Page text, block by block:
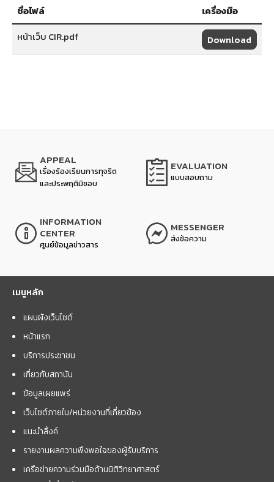
ชื่อไฟล์
เครื่องมือ
หน้าเว็บ CIR.pdf
Download
APPEAL
เรื่องร้องเรียนการทุจริต
และประพฤติมิชอบ
EVALUATION
แบบสอบถาม
INFORMATION
CENTER
ศูนย์ข้อมูลข่าวสาร
MESSENGER
ส่งข้อความ
เมนูหลัก
แผนผังเว็บไซต์
หน้าแรก
บริการประชาชน
เกี่ยวกับสถาบัน
ข้อมูลเผยแพร่
เว็บไซต์ภายใน/หน่วยงานที่เกี่ยวข้อง
แนะนำลิ้งค์
รายงานผลความพึงพอใจของผู้รับบริการ
เครือข่ายความร่วมมือด้านนิติวิทยาศาสตร์